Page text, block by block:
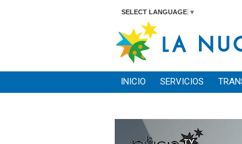
SELECT LANGUAGE ▼
INICIO SERVICIOS